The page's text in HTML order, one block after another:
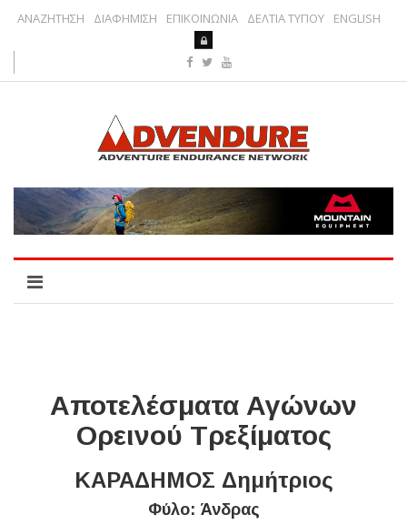
ΑΝΑΖΗΤΗΣΗ ΔΙΑΦΗΜΙΣΗ ΕΠΙΚΟΙΝΩΝΙΑ ΔΕΛΤΙΑ ΤΥΠΟΥ ENGLISH
Αποτελέσματα Αγώνων
Ορεινού Τρεξίματος
ΚΑΡΑΔΗΜΟΣ Δημήτριος
Φύλο: Άνδρας